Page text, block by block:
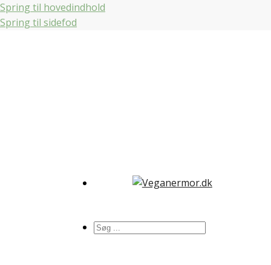
Spring til hovedindhold
Spring til sidefod
Søg